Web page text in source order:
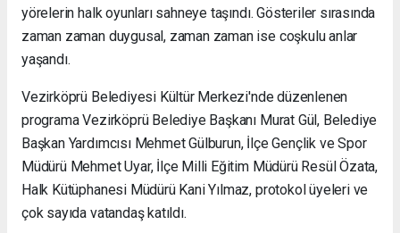
yörelerin halk oyunları sahneye taşındı. Gösteriler sırasında
zaman zaman duygusal, zaman zaman ise coşkulu anlar
yaşandı.
Vezirköprü Belediyesi Kültür Merkezi'nde düzenlenen
programa Vezirköprü Belediye Başkanı Murat Gül, Belediye
Başkan Yardımcısı Mehmet Gülburun, İlçe Gençlik ve Spor
Müdürü Mehmet Uyar, İlçe Milli Eğitim Müdürü Resül Özata,
Halk Kütüphanesi Müdürü Kani Yılmaz, protokol üyeleri ve
çok sayıda vatandaş katıldı.